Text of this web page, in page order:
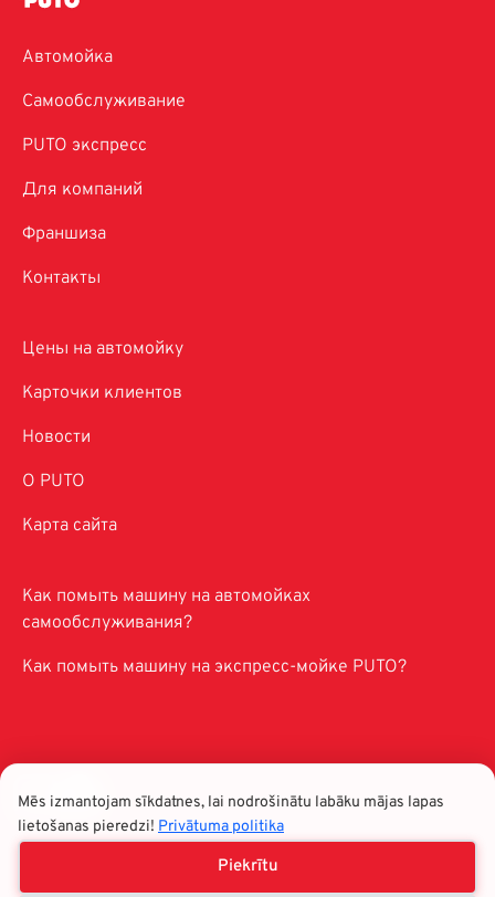
Автомойка
Самообслуживание
PUTO экспресс
Для компаний
Франшиза
Контакты
Цены на автомойку
Карточки клиентов
Новости
O PUTO
Карта сайта
Как помыть машину на автомойках
самообслуживания?
Как помыть машину на экспресс-мойке PUTO?
Политика конфиденциальности
franšīze"
Mēs izmantojam sīkdatnes, lai nodrošinātu labāku mājas lapas
lietošanas pieredzi! Privātuma politika
Piekrītu